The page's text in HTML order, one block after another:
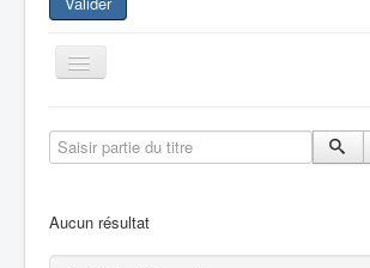
Toggle
Navigation
Aviation Commerciale
Saisir partie du titre
Aucun résultat